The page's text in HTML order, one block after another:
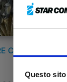
Questo
CERVIN n. 6